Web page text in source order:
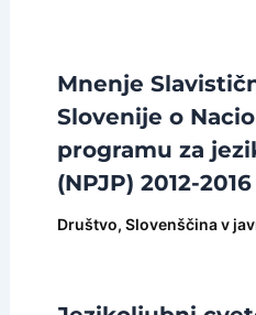
Mnenje
Slovenije o
programu za
(NPJP) 2012-2016
Društvo, Slovenščina v